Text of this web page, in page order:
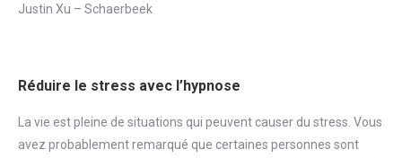
Justin Xu – Schaerbeek
Réduire le stress avec l’hypnose
La vie est pleine de situations qui peuvent causer du stress . Vous
avez probablement remarqué que certaines personnes sont